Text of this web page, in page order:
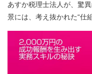
あすか税理士法人が、驚
景には、考え抜かれた“仕